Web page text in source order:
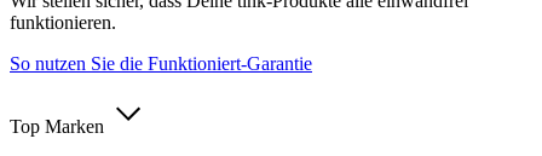
funktionieren.
So nutzen Sie die Funktioniert-Garantie
Top Marken